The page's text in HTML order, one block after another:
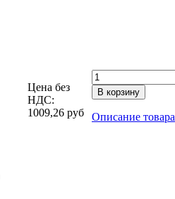
Цена без
НДС:
1009,26 руб Описание товара